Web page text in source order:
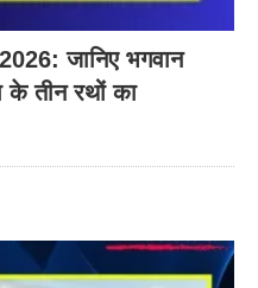
जानिए भगवान
तीन रथों का